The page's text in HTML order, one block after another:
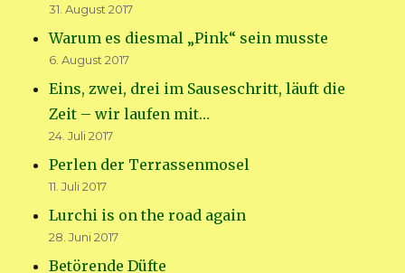
31. August 2017
Warum es diesmal „Pink“ sein musste
6. August 2017
Eins, zwei, drei im Sauseschritt, läuft die
Zeit – wir laufen mit…
24. Juli 2017
Perlen der Terrassenmosel
11. Juli 2017
Lurchi is on the road again
28. Juni 2017
Betörende Düfte